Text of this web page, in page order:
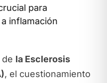
para
inflamación
la Esclerosis
, el cuestionamiento